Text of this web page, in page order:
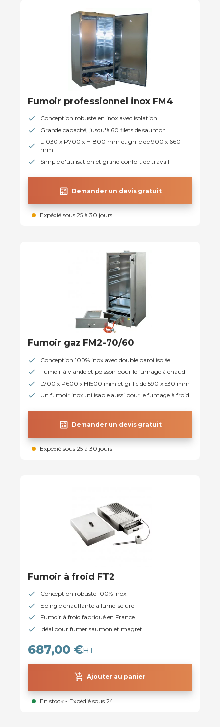
Fumoir professionnel inox FM4
Conception robuste en inox avec isolation
Grande capacité, jusqu'à 60 filets de saumon
L1030 x P700 x H1800 mm et grille de 900 x 660
mm
Simple d'utilisation et grand confort de travail
calculate Demander un devis gratuit
Expédié sous 25 à 30 jours
Fumoir gaz FM2-70/60
Conception 100% inox avec double paroi isolée
Fumoir à viande et poisson pour le fumage à chaud
L700 x P600 x H1500 mm et grille de 590 x 530 mm
Un fumoir inox utilisable aussi pour le fumage à froid
calculate Demander un devis gratuit
Expédié sous 25 à 30 jours
Fumoir à froid FT2
Conception robuste 100% inox
Epingle chauffante allume-sciure
Fumoir à froid fabriqué en France
Idéal pour fumer saumon et magret
687,00 €HT
add_shopping_cart Ajouter au panier
En stock - Expédié sous 24H